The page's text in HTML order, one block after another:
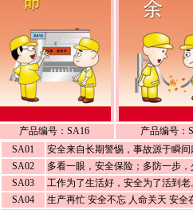
产品编号：SA16
产品编号：
SA01
安全来自长期警惕，事故源于瞬间
SA02
多看一眼，安全保险；多防一步
SA03
工作为了生活好，安全为了活到老
SA04
生产再忙 安全不忘 人命关天 安全